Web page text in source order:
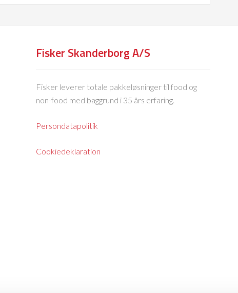
Fisker Skanderborg A/S
Fisker leverer totale pakkeløsninger til food og
non-food med baggrund i 35 års erfaring.
Persondatapolitik
Cookiedeklaration